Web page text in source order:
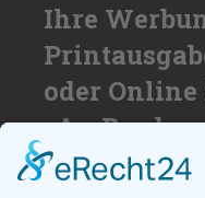
Ihre
oder
»An Bord«
Nutzen Sie die